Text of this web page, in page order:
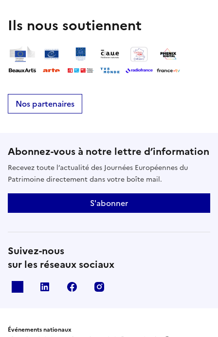
grands, deux compagnons des "Ânes de la Presqu’île
», seront présents pour partager ce moment unique.
Ils nous soutiennent
Nos partenaires
Abonnez-vous à notre lettre d’information
Recevez toute l’actualité des Journées Européennes du
Patrimoine directement dans votre boîte mail.
S'abonner
Suivez-nous
sur les réseaux sociaux
Linkedin Facebook
Événements nationaux